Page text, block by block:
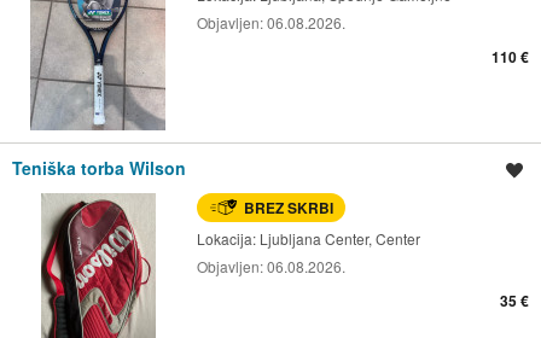
Objavljen:06.08.2026.
110 €
Teniška torba Wilson
BREZ SKRBI
Lokacija: Ljubljana Center, Center
Objavljen:06.08.2026.
35 €